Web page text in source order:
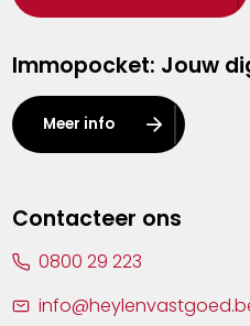
Herentals
Kalmthout
Leuven
Lier
Immopocket: Jouw
Meer info
Contacteer ons
0800 29 223